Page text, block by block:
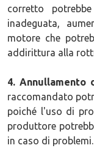
corretto
inadeguata,
motore che
addirittura alla
4. Annullamento
raccomandato
poiché l'uso di
produttore
in caso di problemi.